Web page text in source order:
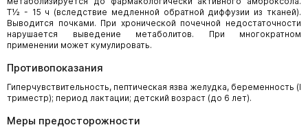
Т½ - 15 ч (вследствие медленной обратной диффузии из тканей).
Выводится почками. При хронической почечной недостаточности
нарушается выведение метаболитов. При многократном
применении может кумулировать.
Противопоказания
Гиперчувствительность, пептическая язва желудка, беременность (I
триместр); период лактации; детский возраст (до 6 лет).
Меры предосторожности